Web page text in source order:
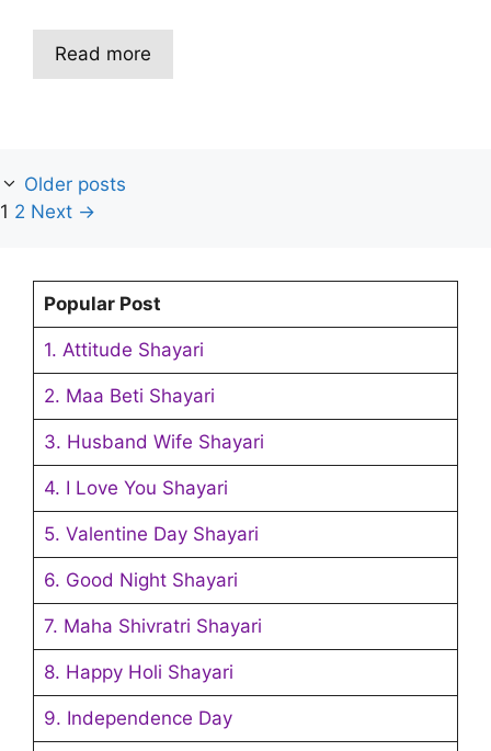
Read more
Older posts
Page
1 Page
2 Next →
Popular Post
1. Attitude Shayari
2. Maa Beti Shayari
3. Husband Wife Shayari
4. I Love You Shayari
5. Valentine Day Shayari
6. Good Night Shayari
7. Maha Shivratri Shayari
8. Happy Holi Shayari
9. Independence Day